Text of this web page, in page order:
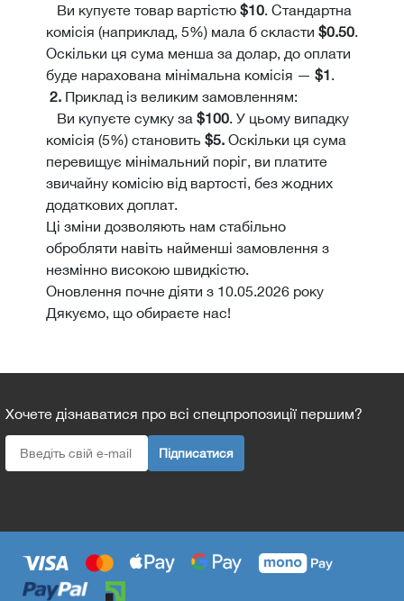
Ви купуєте товар вартістю $10. Стандартна
комісія (наприклад, 5%) мала б скласти $0.50.
Оскільки ця сума менша за долар, до оплати
буде нарахована мінімальна комісія — $1.
2. Приклад із великим замовленням:
Ви купуєте сумку за $100. У цьому випадку
комісія (5%) становить $5. Оскільки ця сума
перевищує мінімальний поріг, ви платите
звичайну комісію від вартості, без жодних
додаткових доплат.
Ці зміни дозволяють нам стабільно
обробляти навіть найменші замовлення з
незмінно високою швидкістю.
Оновлення почне діяти з 10.05.2026 року
Дякуємо, що обираєте нас!
Хочете дізнаватися про всі спецпропозиції першим?
Підписатися